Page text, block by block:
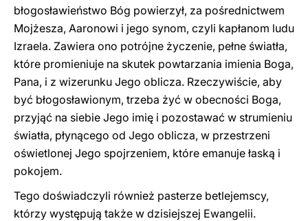
błogosławieństwo Bóg powierzył, za pośrednictwem
Mojżesza, Aaronowi i jego synom, czyli kapłanom ludu
Izraela. Zawiera ono potrójne życzenie, pełne światła,
które promieniuje na skutek powtarzania imienia Boga,
Pana, i z wizerunku Jego oblicza. Rzeczywiście, aby
być błogosławionym, trzeba żyć w obecności Boga,
przyjąć na siebie Jego imię i pozostawać w strumieniu
światła, płynącego od Jego oblicza, w przestrzeni
oświetlonej Jego spojrzeniem, które emanuje łaską i
pokojem.
Tego doświadczyli również pasterze betlejemscy,
którzy występują także w dzisiejszej Ewangelii.